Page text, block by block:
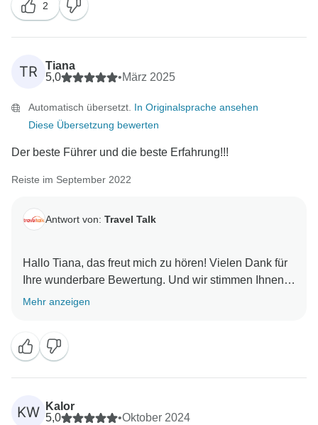
schaffen, verkörpern den Geist von Travel Talk. Es ist
schön zu wissen, dass er Ihnen geholfen hat, die
authentische Seite Griechenlands zu erleben, von
lokalen Restaurants bis hin zu versteckten Fotospots,
und gleichzeitig dafür gesorgt hat, dass sich jeder
freundlichen Worte an Kostas weiterleiten. Nochmals
vielen Dank, dass Sie sich für uns entschieden haben
weiteren Abenteuer begrüßen zu dürfen! Alles Gute,
2
TR
Tiana
5,0
•März 2025
Automatisch übersetzt. In Originalsprache ansehen
Diese Übersetzung bewerten
Der beste Führer und die beste Erfahrung!!!
Reiste im September 2022
Antwort von: Travel Talk
Hallo Tiana, das freut mich zu hören! Vielen Dank für
Ihre wunderbare Bewertung. Und wir stimmen Ihnen
zu, Griechenland ist mit dem richtigen Reiseführer
Mehr anzeigen
KW
Kalor
5,0
•Oktober 2024